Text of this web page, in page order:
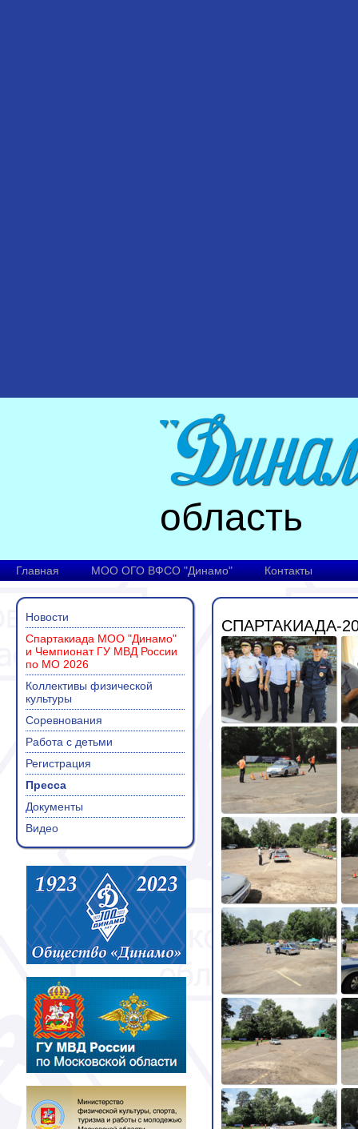
область
Главная МОО ОГО ВФСО "Динамо" Контакты
Новости
Спартакиада МОО "Динамо"
и Чемпионат ГУ МВД России
по МО 2026
Коллективы физической
культуры
Соревнования
Работа с детьми
Регистрация
Пресса
Документы
Видео
СПАРТАКИАДА-